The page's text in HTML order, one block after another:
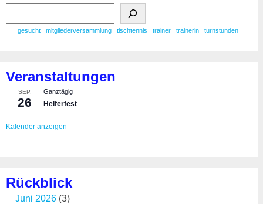
gesucht mitgliederversammlung tischtennis trainer trainerin turnstunden
Veranstaltungen
SEP.
26
Ganztägig
Helferfest
Kalender anzeigen
Rückblick
Juni 2026 (3)